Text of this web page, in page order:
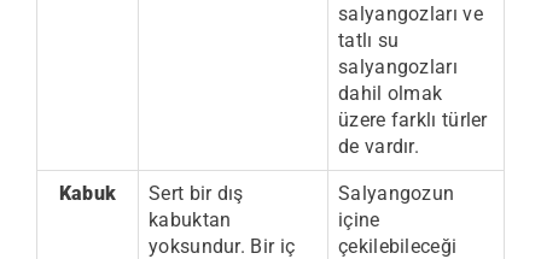
salyangozları ve
tatlı su
salyangozları
dahil olmak
üzere farklı türler
de vardır.
Kabuk
Sert bir dış
kabuktan
yoksundur. Bir iç
Salyangozun
içine
çekilebileceği